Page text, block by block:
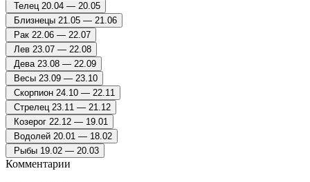
Телец 20.04 — 20.05
Близнецы 21.05 — 21.06
Рак 22.06 — 22.07
Лев 23.07 — 22.08
Дева 23.08 — 22.09
Весы 23.09 — 23.10
Скорпион 24.10 — 22.11
Стрелец 23.11 — 21.12
Козерог 22.12 — 19.01
Водолей 20.01 — 18.02
Рыбы 19.02 — 20.03
Комментарии